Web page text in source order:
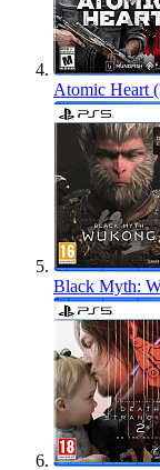
Atomic Heart
Black Myth: